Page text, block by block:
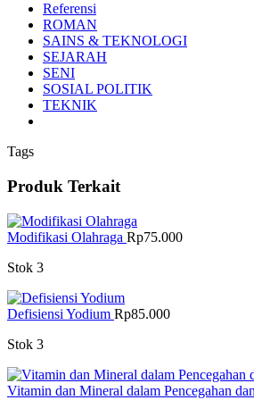
Referensi
ROMAN
SAINS & TEKNOLOGI
SEJARAH
SENI
SOSIAL POLITIK
TEKNIK
Tags
Produk Terkait
Modifikasi Olahraga Rp75.000
Stok 3
Defisiensi Yodium Rp85.000
Stok 3
Vitamin dan Mineral dalam Pencegahan